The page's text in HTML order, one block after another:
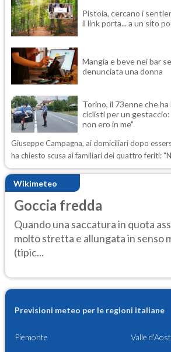
Pistoia, cercano i
il link porta... a un sito
Mangia e beve nei bar
denunciata una donna
Torino, il 73enne che
ciclisti per un
non ero in me"
Giuseppe Campagna, ai domiciliari dopo
ha chiesto scusa ai familiari dei quattro feriti:
Wikimeteo
Goccia fredda
Quando una saccatura in quota
molto stretta e allungata in senso
(tipic...
Previsioni meteo per le regioni italiane
Piemonte Valle